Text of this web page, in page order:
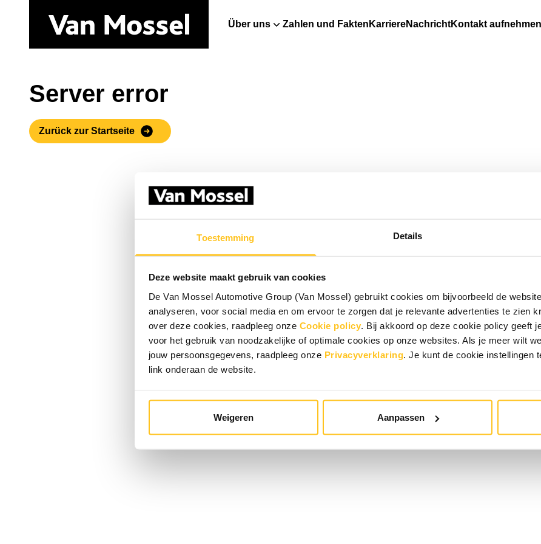
Toestemming Details
Deze website maakt gebruik van cookies
De Van Mossel Automotive Group (Van Mossel) gebruikt cookies om bijvoorbeeld de
analyseren, voor social media en om ervoor te zorgen dat je relevante advertenties te zien
over deze cookies, raadpleeg onze Cookie policy. Bij akkoord op deze cookie policy geeft
voor het gebruik van noodzakelijke of optimale cookies op onze websites. Als je meer wilt
jouw persoonsgegevens, raadpleeg onze Privacyverklaring. Je kunt de cookie instellingen
link onderaan de website.
Weigeren Aanpassen
Über uns Zahlen und Fakten KarriereNachrichtKontakt aufnehmen
Server error
Zurück zur Startseite